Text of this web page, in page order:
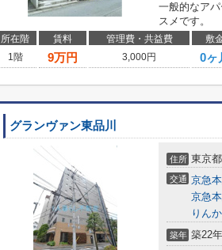
一般的なア
スメです。
所在階 賃料 管理費・共益費 敷
1階
9万円 3,000円 0ヶ
グランヴァン東品川
住所 東京都
交通 京急
京急
りん
築年 築22年